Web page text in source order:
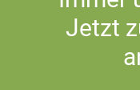
Jetzt